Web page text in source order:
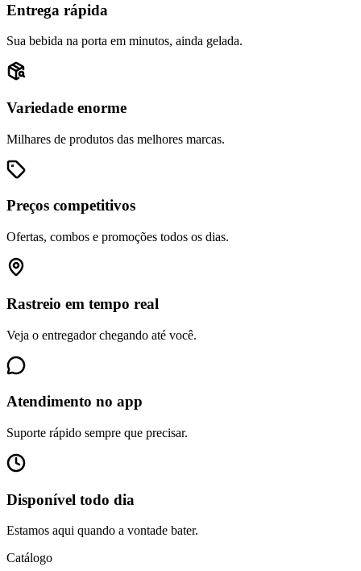
Entrega rápida
Sua bebida na porta em minutos, ainda gelada.
Variedade enorme
Milhares de produtos das melhores marcas.
Preços competitivos
Ofertas, combos e promoções todos os dias.
Rastreio em tempo real
Veja o entregador chegando até você.
Atendimento no app
Suporte rápido sempre que precisar.
Disponível todo dia
Estamos aqui quando a vontade bater.
Catálogo